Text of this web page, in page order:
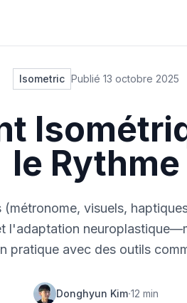
Isometric Publié 13 octobre 2025
le Rythme
visuels,
l'adaptation
pratique avec des outils
Donghyun Kim·12 min